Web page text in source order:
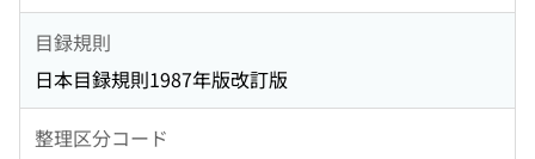
目録規則
日本目録規則1987年版改訂版
整理区分コード